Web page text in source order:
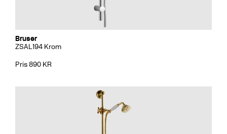
Bruser
ZSAL194 Krom
Pris 890 KR